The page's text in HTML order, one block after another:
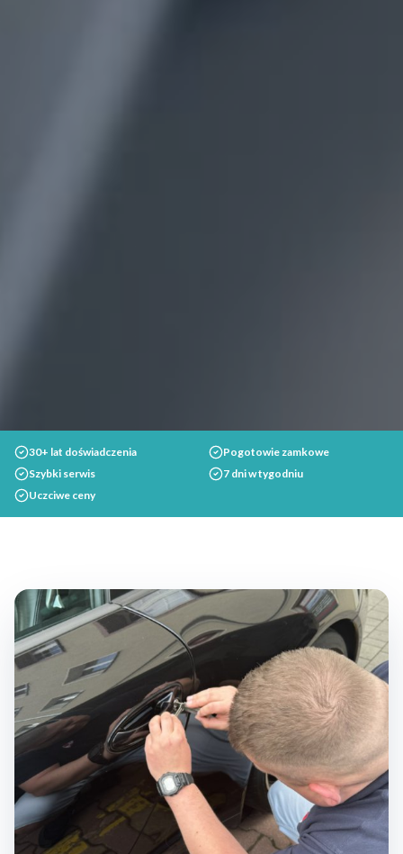
30+ lat doświadczenia
Pogotowie zamkowe
Szybki serwis
7 dni w tygodniu
Uczciwe ceny